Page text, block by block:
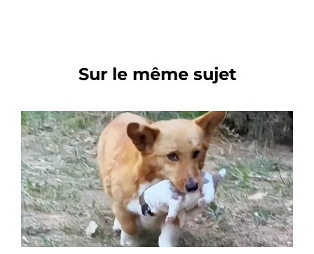
Sur le même sujet